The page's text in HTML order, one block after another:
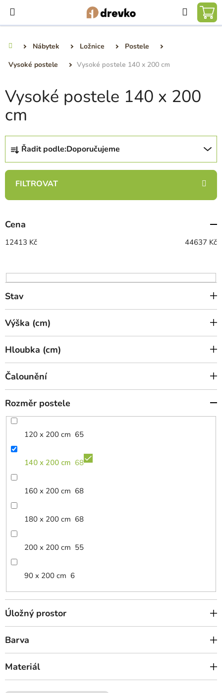
obsah
Hledat
Nábytek Ložnice
Postele
Vysoké postele
Vysoké postele 140 x 200 cm
Vysoké postele 140 x 200
cm
Ř
z
n
p
r
o
u
k
t
ů
Řadit podle:Doporučujeme
Cena
12413 Kč 44637 Kč
Stav
Výška (cm)
Hloubka (cm)
Čalounění
Rozměr postele
120 x 200 cm 65
140 x 200 cm 68
160 x 200 cm 68
180 x 200 cm 68
200 x 200 cm 55
90 x 200 cm 6
Úložný prostor
Barva
Materiál